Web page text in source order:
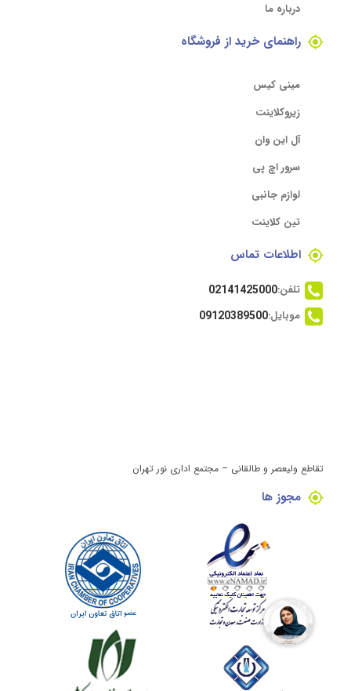
درباره ما
راهنمای خرید از فروشگاه
مینی کیس
زیروکلاینت
آل این وان
سرور اچ پی
لوازم جانبی
تین کلاینت
اطلاعات تماس
تلفن:02141425000
موبایل:09120389500
تقاطع ولیعصر و طالقانی – مجتمع اداری نور تهران
مجوز ها